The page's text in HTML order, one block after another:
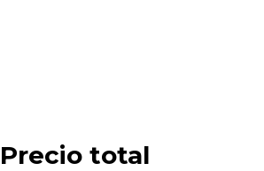
Precio total